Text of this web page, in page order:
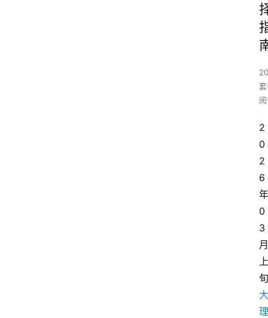
2
0
2
6
年
0
3
月
上
旬
大
理